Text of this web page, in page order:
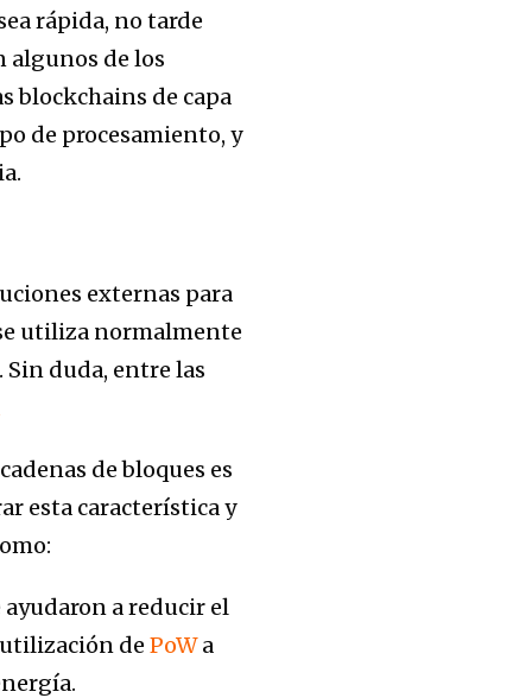
rápida, no tarde
algunos de los
blockchains de capa
de procesamiento, y
externas para
utiliza normalmente
Sin duda, entre las
de bloques es
esta característica y
ayudaron a reducir el
utilización dePoWa